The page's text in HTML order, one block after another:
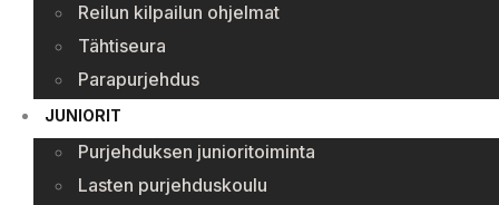
Reilun kilpailun ohjelmat
Tähtiseura
Parapurjehdus
JUNIORIT
Purjehduksen junioritoiminta
Lasten purjehduskoulu